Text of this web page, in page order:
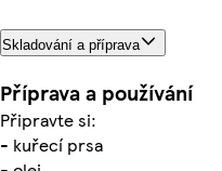
Skladování a příprava
Příprava a používání
Připravte si:
- kuřecí prsa